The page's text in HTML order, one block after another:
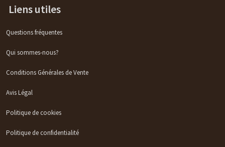
Liens utiles
Questions fréquentes
Qui sommes-nous?
Conditions Générales de Vente
Avis Légal
Politique de cookies
Politique de confidentialité